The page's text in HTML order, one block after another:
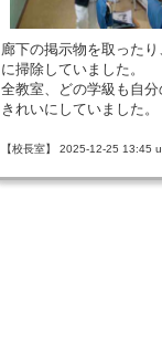
廊下の掲示物を取った
に掃除していました。
全教室、どの学級も自
きれいにしていました。
【校長室】 2025-12-25 13:45